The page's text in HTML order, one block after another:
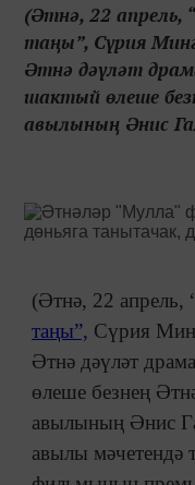
(Әтнә, 22 апрель,
таңы”, Сүрия
Әтнә дәүләт
шактый өлеше
авылының Әнис
(Әтнә, 22 апрель,
таңы”, Сүрия
Әтнә дәүләт
өлеше безнең
авылының Әнис
авылы мәчетендә